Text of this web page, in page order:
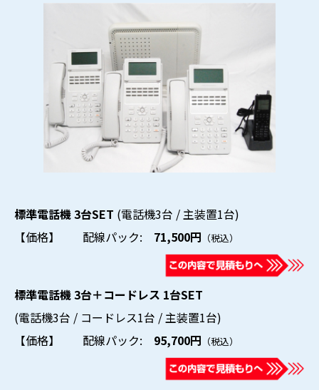
標準電話機 3台SET (電話機3台 / 主装置1台)
【価格】 配線パック: 71,500円 （税込）
標準電話機 3台＋コードレス 1台SET
(電話機3台 / コードレス1台 / 主装置1台)
【価格】 配線パック: 95,700円 （税込）